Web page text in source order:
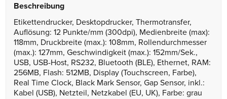
Beschreibung
Etikettendrucker, Desktopdrucker, Thermotransfer,
Auflösung: 12 Punkte/mm (300dpi), Medienbreite (max):
118mm, Druckbreite (max.): 108mm, Rollendurchmesser
(max.): 127mm, Geschwindigkeit (max.): 152mm/Sek.,
USB, USB-Host, RS232, Bluetooth (BLE), Ethernet, RAM:
256MB, Flash: 512MB, Display (Touchscreen, Farbe),
Real Time Clock, Black Mark Sensor, Gap Sensor, inkl.:
Kabel (USB), Netzteil, Netzkabel (EU, UK), Farbe: grau